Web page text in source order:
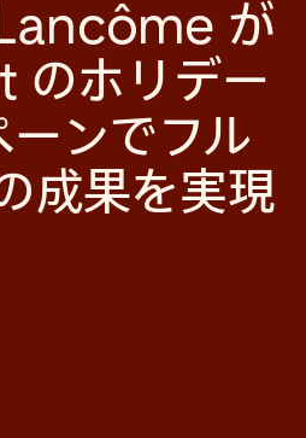
が
のホリデー
ーンでフル
成果を実現